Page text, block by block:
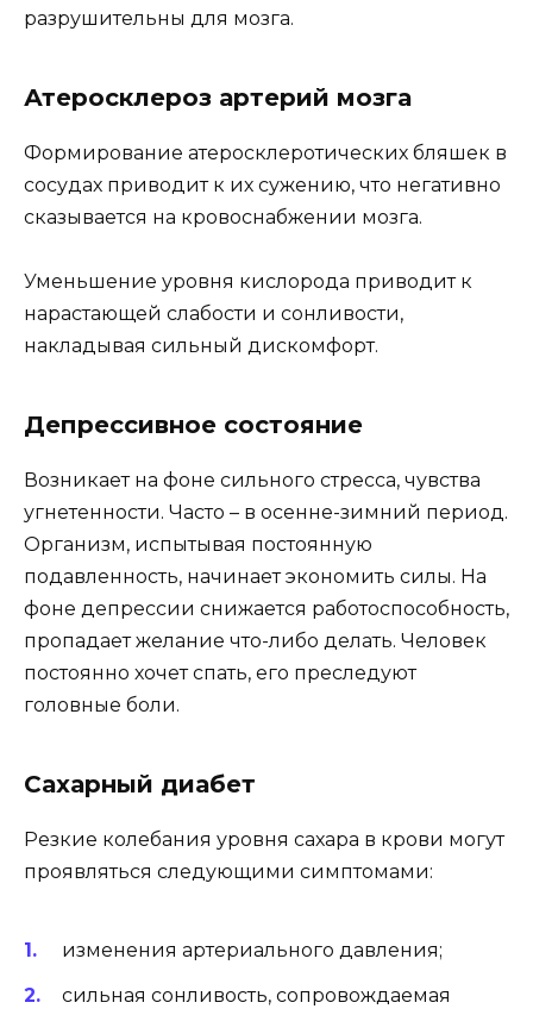
разрушительны для мозга.
Атеросклероз артерий мозга
Формирование атеросклеротических бляшек в
сосудах приводит к их сужению, что негативно
сказывается на кровоснабжении мозга.
Уменьшение уровня кислорода приводит к
нарастающей слабости и сонливости,
накладывая сильный дискомфорт.
Депрессивное состояние
Возникает на фоне сильного стресса, чувства
угнетенности. Часто – в осенне-зимний период.
Организм, испытывая постоянную
подавленность, начинает экономить силы. На
фоне депрессии снижается работоспособность,
пропадает желание что-либо делать. Человек
постоянно хочет спать, его преследуют
головные боли.
Сахарный диабет
Резкие колебания уровня сахара в крови могут
проявляться следующими симптомами:
изменения артериального давления;
сильная сонливость, сопровождаемая